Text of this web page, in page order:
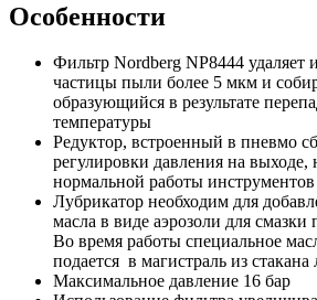
Особенности
Фильтр Nordberg NP8444 удаляет
частицы пыли более 5 мкм и
образующийся в результате
температуры
Редуктор, встроенный в пневмо
регулировки давления на выходе,
нормальной работы
Лубрикатор необходим для
масла в виде аэрозоли для
Во время работы специальное
подается в магистраль из стакана
Максимальное давление 16 бар